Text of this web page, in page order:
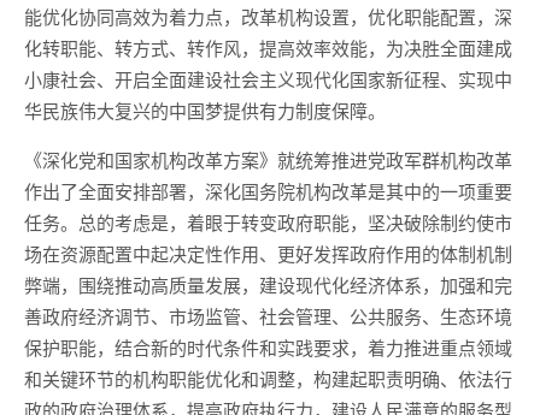
能优化协同高效为着力点，改革机构设置，优化职能配置，深
化转职能、转方式、转作风，提高效率效能，为决胜全面建成
小康社会、开启全面建设社会主义现代化国家新征程、实现中
华民族伟大复兴的中国梦提供有力制度保障。
《深化党和国家机构改革方案》就统筹推进党政军群机构改革
作出了全面安排部署，深化国务院机构改革是其中的一项重要
任务。总的考虑是，着眼于转变政府职能，坚决破除制约使市
场在资源配置中起决定性作用、更好发挥政府作用的体制机制
弊端，围绕推动高质量发展，建设现代化经济体系，加强和完
善政府经济调节、市场监管、社会管理、公共服务、生态环境
保护职能，结合新的时代条件和实践要求，着力推进重点领域
和关键环节的机构职能优化和调整，构建起职责明确、依法行
政的政府治理体系，提高政府执行力，建设人民满意的服务型